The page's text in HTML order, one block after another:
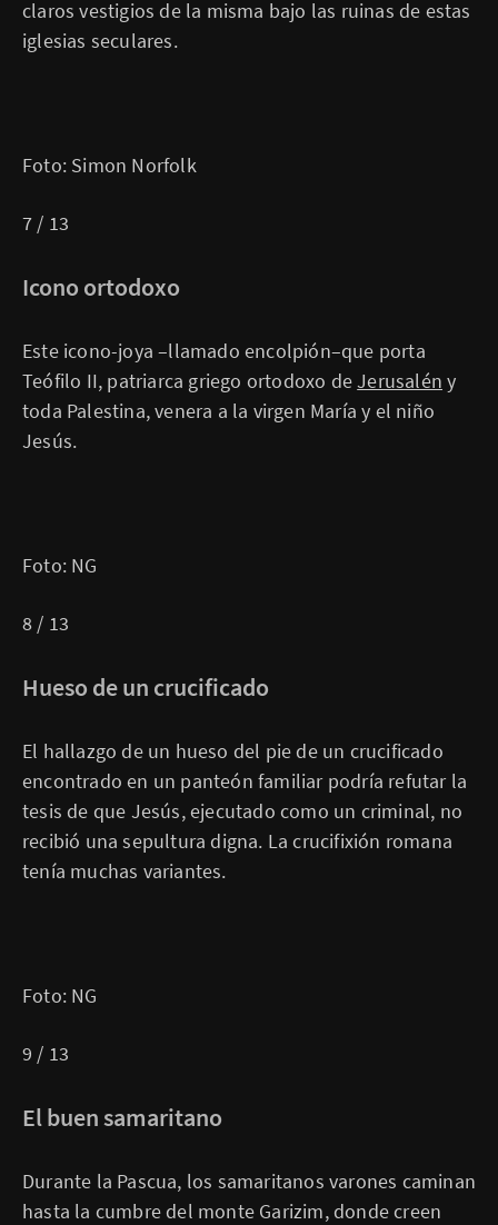
claros vestigios de la misma bajo las ruinas de estas
iglesias seculares.
Foto: Simon Norfolk
7 / 13
Icono ortodoxo
Este icono-joya –llamado encolpión–que porta
Teófilo II, patriarca griego ortodoxo deJerusalén y
toda Palestina, venera a la virgen María y el niño
Jesús.
Foto: NG
8 / 13
Hueso de un crucificado
El hallazgo de un hueso del pie de un crucificado
encontrado en un panteón familiar podría refutar la
tesis de que Jesús, ejecutado como un criminal, no
recibió una sepultura digna. La crucifixión romana
tenía muchas variantes.
Foto: NG
9 / 13
El buen samaritano
Durante la Pascua, los samaritanos varones caminan
hasta la cumbre del monte Garizim, donde creen